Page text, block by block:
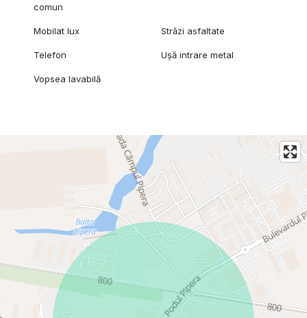
comun
Mobilat lux Străzi asfaltate
Telefon Ușă intrare metal
Vopsea lavabilă